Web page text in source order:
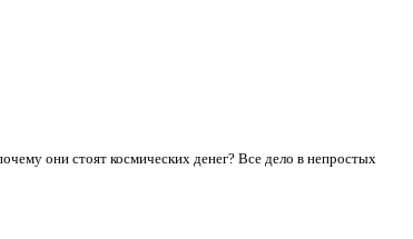
они стоят космических денег? Все дело в непростых